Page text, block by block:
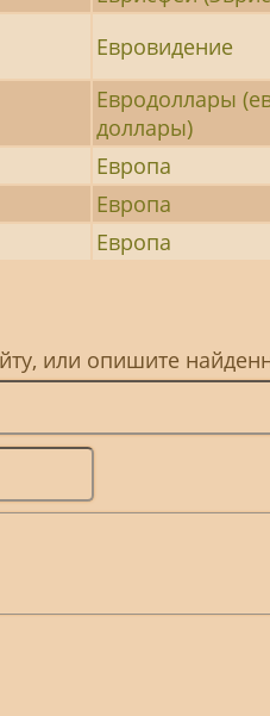
Евровидение
Евродоллары
доллары)
Европа
Европа
Европа
или опишите